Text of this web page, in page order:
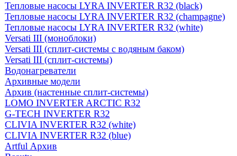
Тепловые насосы LYRA INVERTER R32 (black)
Тепловые насосы LYRA INVERTER R32 (champagne)
Тепловые насосы LYRA INVERTER R32 (white)
Versati III (моноблоки)
Versati III (сплит-системы с водяным баком)
Versati III (сплит-системы)
Водонагреватели
Архивные модели
Архив (настенные сплит-системы)
LOMO INVERTER ARCTIC R32
G-TECH INVERTER R32
CLIVIA INVERTER R32 (white)
CLIVIA INVERTER R32 (blue)
Artful Архив